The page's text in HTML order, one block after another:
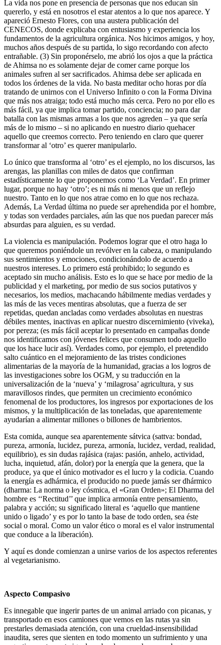
La vida nos pone en presencia de personas que nos educan sin
quererlo, y está en nosotros el estar atentos a lo que nos aparece. Y
apareció Ernesto Flores, con una austera publicación del
CENECOS, donde explicaba con entusiasmo y experiencia los
fundamentos de la agricultura orgánica. Nos hicimos amigos, y hoy,
muchos años después de su partida, lo sigo recordando con afecto
entrañable. (3) Sin proponérselo, me abrió los ojos a que la práctica
de Ahimsa no es solamente dejar de comer carne porque los
animales sufren al ser sacrificados. Ahimsa debe ser aplicada en
todos los órdenes de la vida. No basta meditar ocho horas por día
tratando de unirnos con el Universo Infinito o con la Forma Divina
que más nos atraiga; todo está mucho más cerca. Pero no por ello es
más fácil, ya que implica tomar partido, conciencia; no para dar
batalla con las mismas armas a los que nos agreden – ya que sería
más de lo mismo – si no aplicando en nuestro diario quehacer
aquello que creemos correcto. Pero teniendo en claro que querer
transformar al ‘otro’ es querer manipularlo.
Lo único que transforma al ‘otro’ es el ejemplo, no los discursos, las
arengas, las planillas con miles de datos que confirman
estadísticamente lo que proponemos como ‘La Verdad’. En primer
lugar, porque no hay ‘otro’; es ni más ni menos que un reflejo
nuestro. Tanto en lo que nos atrae como en lo que nos rechaza.
Además, La Verdad última no puede ser aprehendida por el hombre,
y todas son verdades parciales, aún las que nos puedan parecer más
absurdas para alguien, es su verdad.
La violencia es manipulación. Podemos lograr que el otro haga lo
que queremos poniéndole un revólver en la cabeza, o manipulando
sus sentimientos y emociones, condicionándolo de acuerdo a
nuestros intereses. Lo primero está prohibido; lo segundo es
aceptado sin mucho análisis. Esto es lo que se hace por medio de la
publicidad y el marketing, por medio de sus socios putativos y
necesarios, los medios, machacando hábilmente medias verdades y
las más de las veces mentiras absolutas, que a fuerza de ser
repetidas, quedan ancladas como verdades absolutas en nuestras
débiles mentes, inactivas en aplicar nuestro discernimiento (viveka),
por pereza; (es más fácil aceptar lo presentado en campañas donde
nos identificamos con jóvenes felices que consumen todo aquello
que los hace lucir así). Verdades como, por ejemplo, el pretendido
salto cuántico en el mejoramiento de las tristes condiciones
alimentarias de la mayoría de la humanidad, gracias a los logros de
las investigaciones sobre los OGM, y su traducción en la
universalización de la ‘nueva’ y ‘milagrosa’ agricultura, y sus
maravillosos rindes, que permiten un crecimiento económico
fenomenal de los productores, los ingresos por exportaciones de los
mismos, y la multiplicación de las toneladas, que aparentemente
ayudarían a alimentar millones o billones de hambrientos.
Esta comida, aunque sea aparentemente sátvica (sattva: bondad,
pureza, armonía, lucidez, pureza, armonía, lucidez, verdad, realidad,
equilibrio), es sin dudas rajásica (rajas: pasión, anhelo, actividad,
lucha, inquietud, afán, dolor) por la energía que la genera, que la
produce, ya que el único motivador es el lucro y la codicia. Cuando
la energía es adhármica, el producido no puede jamás ser dhármico
(dharma: La norma o ley cósmica, el «Gran Orden»; El Dharma del
hombre es ‘‘Rectitud’’ que implica armonía entre pensamiento,
palabra y acción; su significado literal es ‘aquello que mantiene
unido o ligado’ y es por lo tanto la base de todo orden, sea éste
social o moral. Como un valor ético o moral es el valor instrumental
que conduce a la liberación).
Y aquí es donde comienzan a unirse varios de los aspectos referentes
al vegetarianismo.
Aspecto Compasivo
Es innegable que ingerir partes de un animal arriado con picanas, y
transportado en esos camiones que vemos en las rutas ya sin
prestarles demasiada atención, con una crueldad-insensibilidad
inaudita, seres que sienten en todo momento un sufrimiento y una